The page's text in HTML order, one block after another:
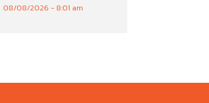
08/08/2026 8:01 am